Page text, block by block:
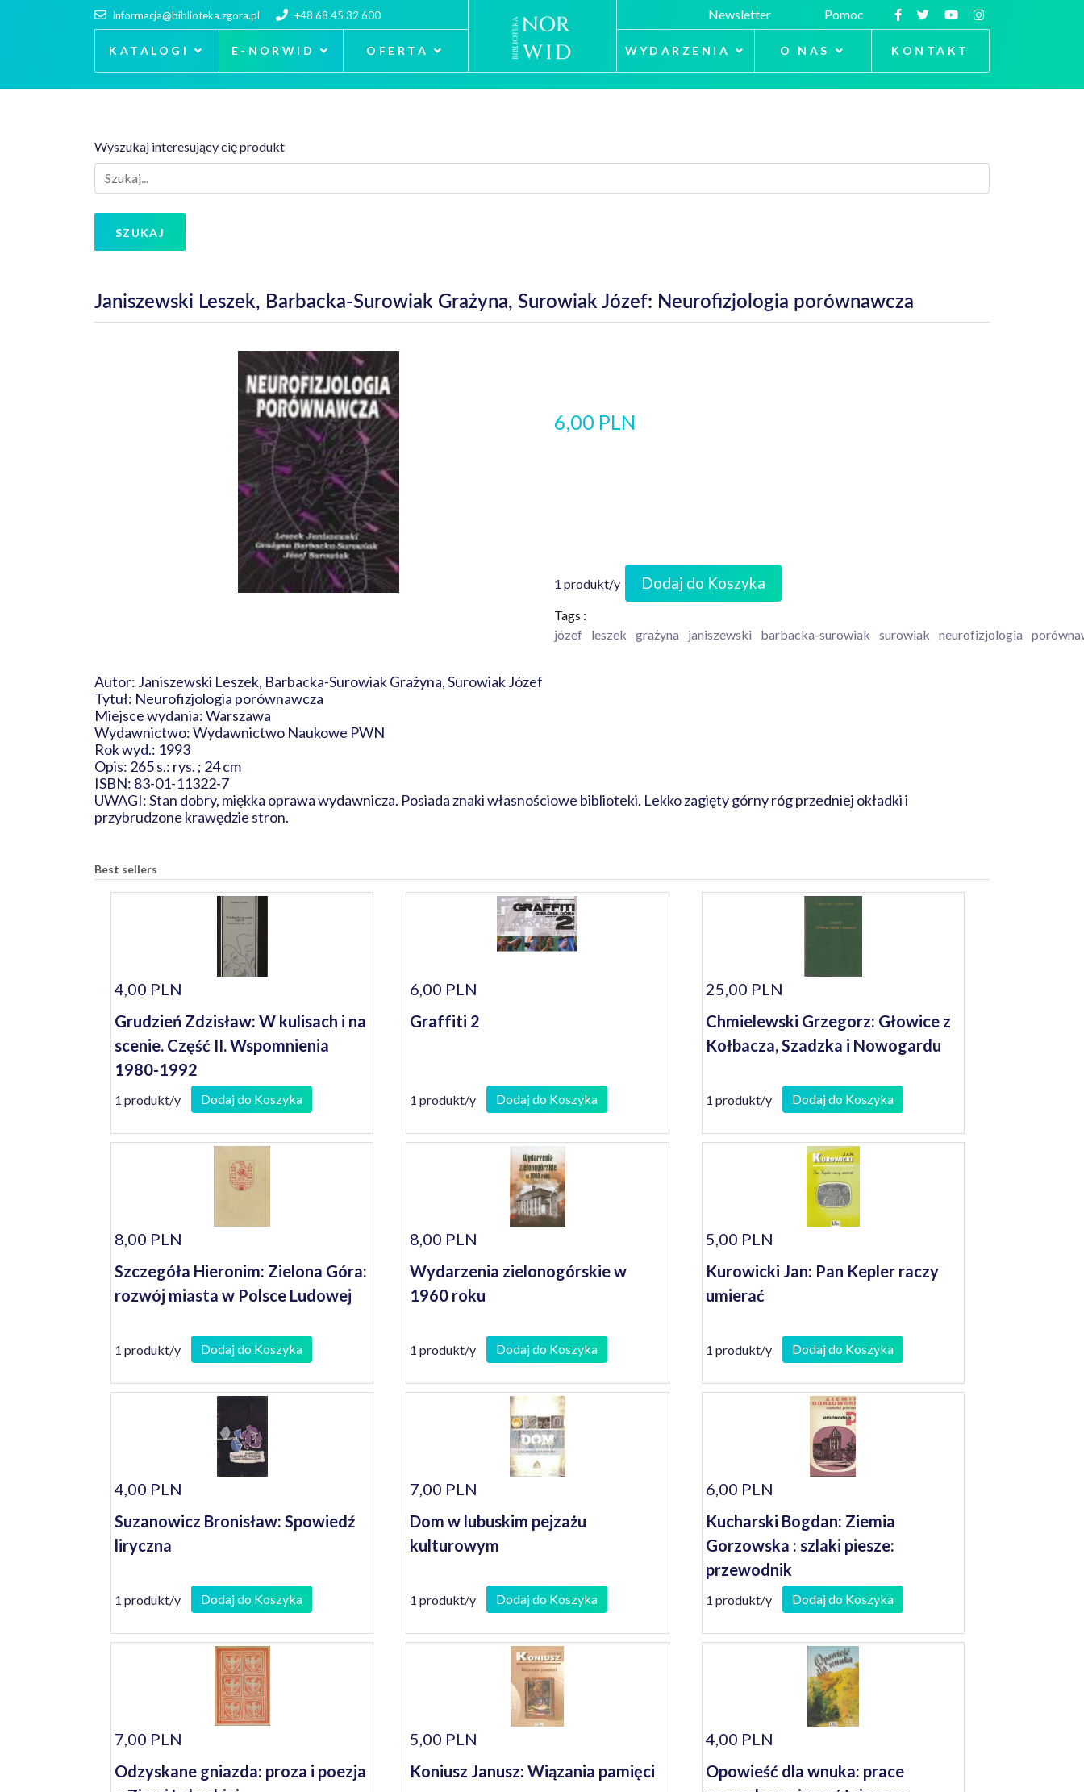
informacja@biblioteka.zgora.pl +48 68 45 32 600
KATALOGI E-NORWID OFERTA
Newsletter Pomoc
WYDARZENIA O NAS KONTAKT
Wyszukaj interesujący cię produkt
SZUKAJ
Janiszewski Leszek, Barbacka-Surowiak Grażyna, Surowiak Józef: Neurofizjologia porównawcza
6,00 PLN
1 produkt/y Dodaj do Koszyka
Tags :
józef
leszek grażyna janiszewski barbacka-surowiak surowiak neurofizjologia
Autor: Janiszewski Leszek, Barbacka-Surowiak Grażyna, Surowiak Józef
Tytuł: Neurofizjologia porównawcza
Miejsce wydania: Warszawa
Wydawnictwo: Wydawnictwo Naukowe PWN
Rok wyd.: 1993
Opis: 265 s.: rys. ; 24 cm
ISBN: 83-01-11322-7
UWAGI: Stan dobry, miękka oprawa wydawnicza. Posiada znaki własnościowe biblioteki. Lekko zagięty górny róg przedniej okładki i
przybrudzone krawędzie stron.
Best sellers
4,00 PLN
Grudzień Zdzisław: W kulisach i na
scenie. Część II. Wspomnienia
1980-1992
1 produkt/y Dodaj do Koszyka
6,00 PLN
Graffiti 2
1 produkt/y Dodaj do Koszyka
25,00 PLN
Chmielewski Grzegorz: Głowice z
Kołbacza, Szadzka i Nowogardu
1 produkt/y Dodaj do Koszyka
8,00 PLN
Szczegóła Hieronim: Zielona Góra:
rozwój miasta w Polsce Ludowej
1 produkt/y Dodaj do Koszyka
8,00 PLN
Wydarzenia zielonogórskie w
1960 roku
1 produkt/y Dodaj do Koszyka
5,00 PLN
Kurowicki Jan: Pan Kepler raczy
umierać
1 produkt/y Dodaj do Koszyka
4,00 PLN
Suzanowicz Bronisław: Spowiedź
liryczna
1 produkt/y Dodaj do Koszyka
7,00 PLN
Dom w lubuskim pejzażu
kulturowym
1 produkt/y Dodaj do Koszyka
6,00 PLN
Kucharski Bogdan: Ziemia
Gorzowska : szlaki piesze:
przewodnik
1 produkt/y Dodaj do Koszyka
7,00 PLN
Odzyskane gniazda: proza i poezja
5,00 PLN
Koniusz Janusz: Wiązania pamięci
4,00 PLN
Opowieść dla wnuka: prace